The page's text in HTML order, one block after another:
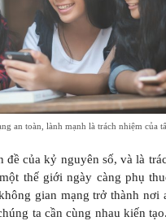
an toàn, lành mạnh là trách nhiệm của
đề của kỷ nguyên số, và là
thế giới ngày càng phụ
gian mạng trở thành nơi
ta cần cùng nhau kiến